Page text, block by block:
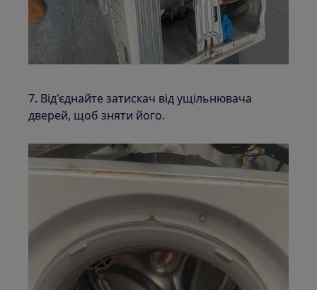
7. Від'єднайте затискач від ущільнювача
дверей, щоб зняти його.